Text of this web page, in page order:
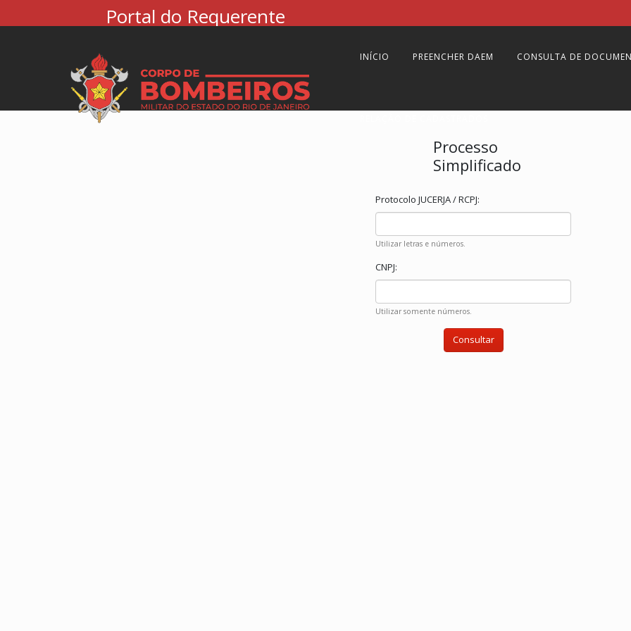
Portal do Requerente
INÍCIO PREENCHER DAEM CONSULTA DE
Processo
Simplificado
Protocolo JUCERJA / RCPJ:
Utilizar letras e números.
CNPJ:
Utilizar somente números.